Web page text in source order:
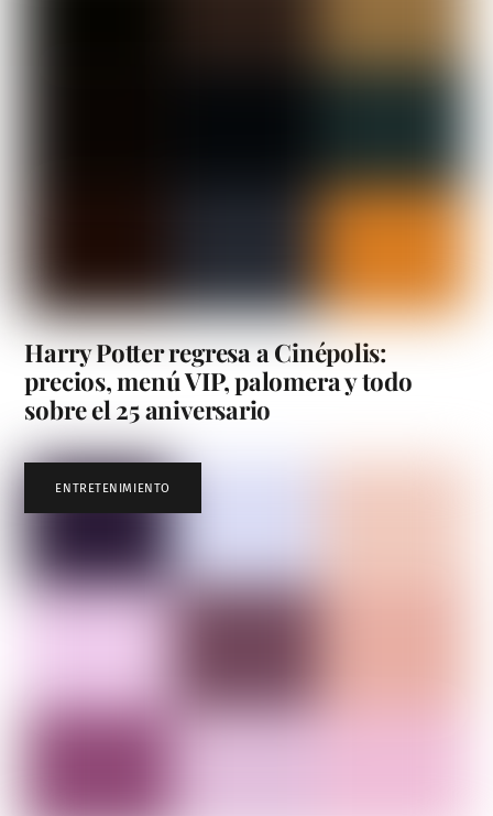
Harry Potter regresa a Cinépolis:
precios, menú VIP, palomera y todo
sobre el 25 aniversario
ENTRETENIMIENTO